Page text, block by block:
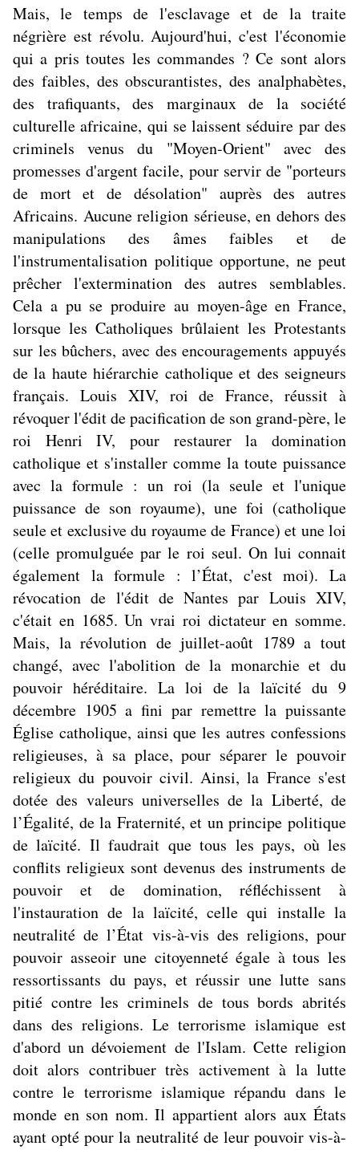
Mais, le temps de l'esclavage et de la traite
négrière est révolu. Aujourd'hui, c'est l'économie
qui a pris toutes les commandes ? Ce sont alors
des faibles, des obscurantistes, des analphabètes,
des trafiquants, des marginaux de la société
culturelle africaine, qui se laissent séduire par des
criminels venus du "Moyen-Orient" avec des
promesses d'argent facile, pour servir de "porteurs
de mort et de désolation" auprès des autres
Africains. Aucune religion sérieuse, en dehors des
manipulations des âmes faibles et de
l'instrumentalisation politique opportune, ne peut
prêcher l'extermination des autres semblables.
Cela a pu se produire au moyen-âge en France,
lorsque les Catholiques brûlaient les Protestants
sur les bûchers, avec des encouragements appuyés
de la haute hiérarchie catholique et des seigneurs
français. Louis XIV, roi de France, réussit à
révoquer l'édit de pacification de son grand-père, le
roi Henri IV, pour restaurer la domination
catholique et s'installer comme la toute puissance
avec la formule : un roi (la seule et l'unique
puissance de son royaume), une foi (catholique
seule et exclusive du royaume de France) et une loi
(celle promulguée par le roi seul. On lui connait
également la formule : l’État, c'est moi). La
révocation de l'édit de Nantes par Louis XIV,
c'était en 1685. Un vrai roi dictateur en somme.
Mais, la révolution de juillet-août 1789 a tout
changé, avec l'abolition de la monarchie et du
pouvoir héréditaire. La loi de la laïcité du 9
décembre 1905 a fini par remettre la puissante
Église catholique, ainsi que les autres confessions
religieuses, à sa place, pour séparer le pouvoir
religieux du pouvoir civil. Ainsi, la France s'est
dotée des valeurs universelles de la Liberté, de
l’Égalité, de la Fraternité, et un principe politique
de laïcité. Il faudrait que tous les pays, où les
conflits religieux sont devenus des instruments de
pouvoir et de domination, réfléchissent à
l'instauration de la laïcité, celle qui installe la
neutralité de l’État vis-à-vis des religions, pour
pouvoir asseoir une citoyenneté égale à tous les
ressortissants du pays, et réussir une lutte sans
pitié contre les criminels de tous bords abrités
dans des religions. Le terrorisme islamique est
d'abord un dévoiement de l'Islam. Cette religion
doit alors contribuer très activement à la lutte
contre le terrorisme islamique répandu dans le
monde en son nom. Il appartient alors aux États
ayant opté pour la neutralité de leur pouvoir vis-à-